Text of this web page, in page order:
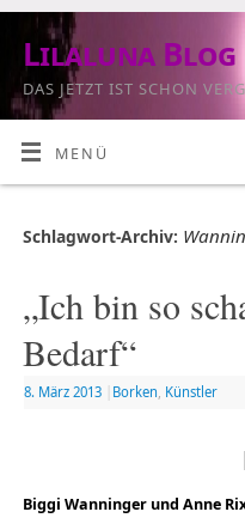
Lilaluna Blog
DAS JETZT IST SCHON
MENÜ
Schlagwort-Archiv:
„Ich bin so
Bedarf“
8. März 2013 Borken Künstler
Biggi Wanninger und Anne